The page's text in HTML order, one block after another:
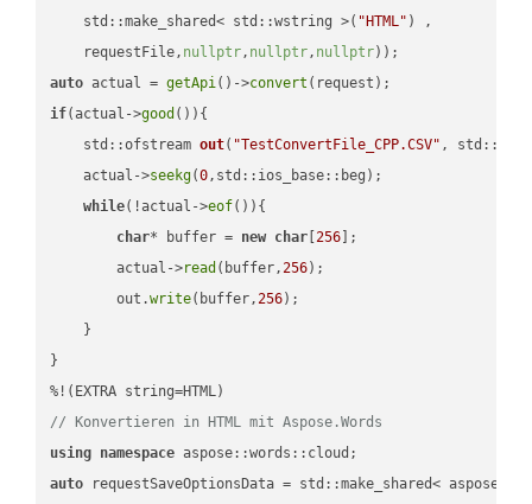
    std::make_shared< std::wstring >(
"HTML" ) ,
    requestFile,
nullptr, nullptr, nullptr))
auto actual = getApi()->convert
if(actual->good ()){
std::ofstream out( "TestConvertFile_CPP.CSV" ,
    actual->
seekg(0,std::ios_base::beg);
while(!actual->eof()){
char* buffer = new char [256 ];
        actual->
read (buffer,256);
        out.
write(buffer,256);
    }
}
// Konvertieren in HTML mit Aspose.Words
using namespace
auto requestSaveOptionsData = std::make_shared<